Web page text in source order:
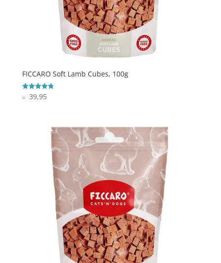
FICCARO Soft Lamb Cubes, 100g
Vurderet
4.8
kr. 39,95